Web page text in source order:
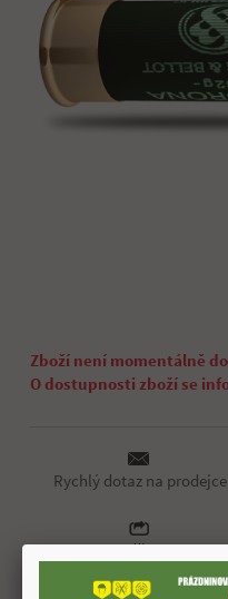
Zboží není momentálně
O dostupnosti zboží se
Rychlý dotaz na prodejce
sdílet